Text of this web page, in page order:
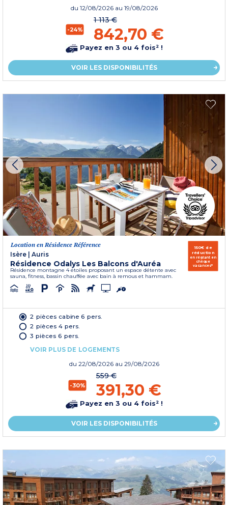
du 12/08/2026 au 19/08/2026
-24%
1 113 €
842,70 €
Payez en 3 ou 4 fois² !
VOIR LES DISPONIBILITÉS
Location en Résidence Référence
Isère
Auris
Résidence Odalys Les Balcons d'Auréa
Résidence montagne 4 étoiles proposant un espace détente avec
sauna, fitness, bassin chauffée avec bain à remous et hammam.
150€ de
réduction
en réglant en
chèque
vacances*
2 pièces cabine 6 pers.
2 pièces 4 pers.
3 pièces 6 pers.
VOIR PLUS DE LOGEMENTS
du 22/08/2026 au 29/08/2026
-30%
559 €
391,30 €
Payez en 3 ou 4 fois² !
VOIR LES DISPONIBILITÉS